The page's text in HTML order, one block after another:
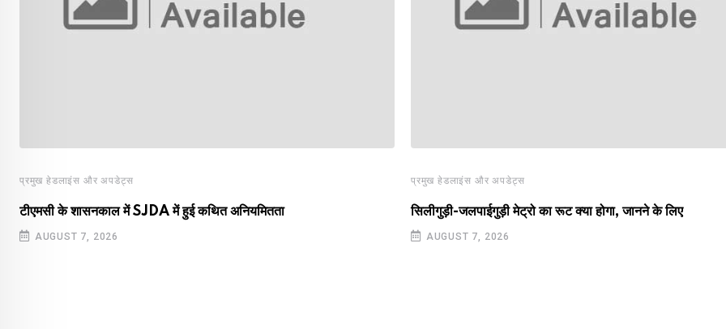
प्रमुख हेडलाइंस और अपडेट्स
टीएमसी के शासनकाल में SJDA में हुई कथित अनियमितता
AUGUST 7, 2026
प्रमुख हेडलाइंस और अपडेट्स
सिलीगुड़ी-जलपाईगुड़ी मेट्रो का रूट क्या होगा, जानने के लिए
AUGUST 7, 2026